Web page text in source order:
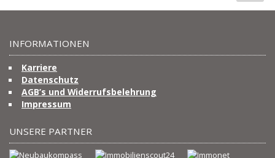
INFORMATIONEN
Karriere
Datenschutz
AGB’s und Widerrufsbelehrung
Impressum
UNSERE PARTNER